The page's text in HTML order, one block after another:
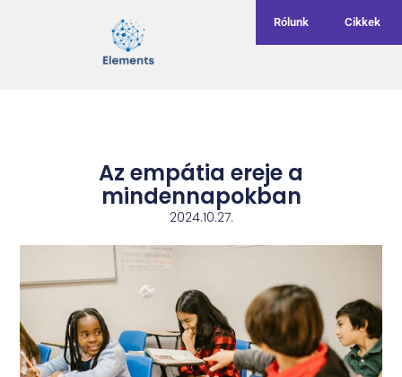
Rólunk Cikkek
Az empátia ereje a
mindennapokban
2024.10.27.